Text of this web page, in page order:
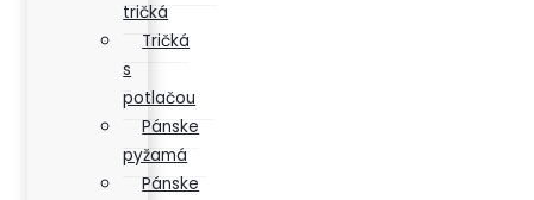
tričká
Tričká
s
potlačou
Pánske
pyžamá
Pánske